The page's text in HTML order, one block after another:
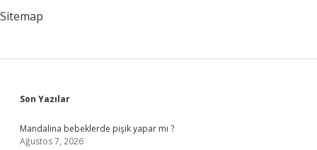
Sitemap
Sidebar
Son Yazılar
Mandalina bebeklerde pişik yapar mı ?
Ağustos 7, 2026